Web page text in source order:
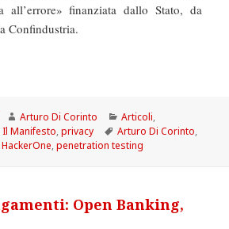
all’errore» finanziata dallo Stato, da
Confindustria.
Autore
Arturo Di Corinto Categorie
Articoli,
Il Manifesto,privacy Tag
Arturo Di Corinto,
HackerOne,penetration testing
Open Banking,